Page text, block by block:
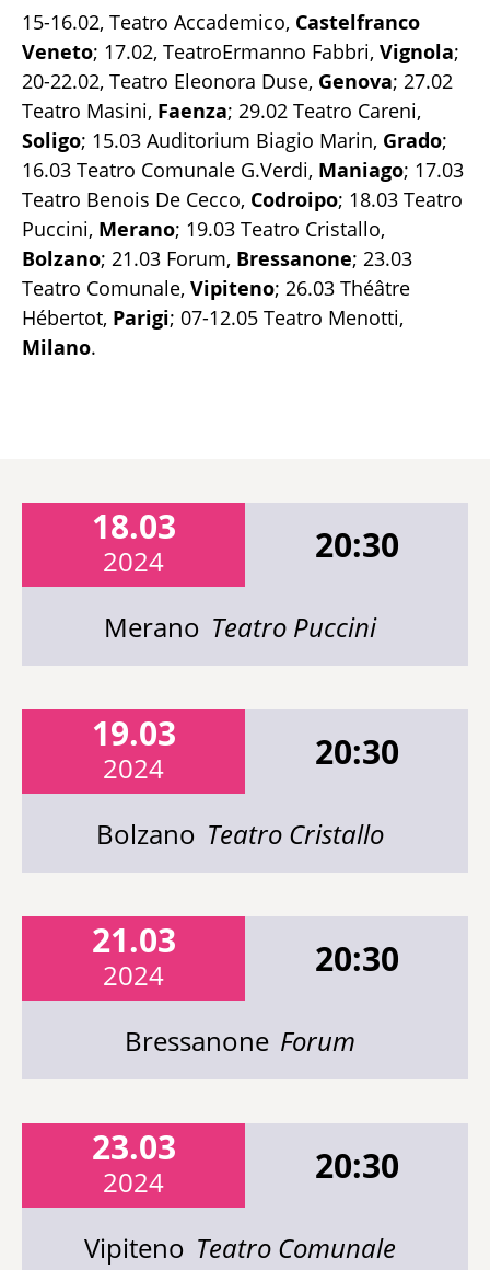
15-16.02, Teatro Accademico, Castelfranco
Veneto; 17.02, TeatroErmanno Fabbri, Vignola;
20-22.02, Teatro Eleonora Duse, Genova; 27.02
Teatro Masini, Faenza; 29.02 Teatro Careni,
Soligo; 15.03 Auditorium Biagio Marin, Grado;
16.03 Teatro Comunale G.Verdi, Maniago; 17.03
Teatro Benois De Cecco, Codroipo; 18.03 Teatro
Puccini, Merano; 19.03 Teatro Cristallo,
Bolzano; 21.03 Forum, Bressanone; 23.03
Teatro Comunale, Vipiteno; 26.03 Théâtre
Hébertot, Parigi; 07-12.05 Teatro Menotti,
Milano.
18.03
2024 20:30
Merano Teatro Puccini
19.03
2024 20:30
Bolzano Teatro Cristallo
21.03
2024 20:30
Bressanone Forum
23.03
2024 20:30
Vipiteno Teatro Comunale